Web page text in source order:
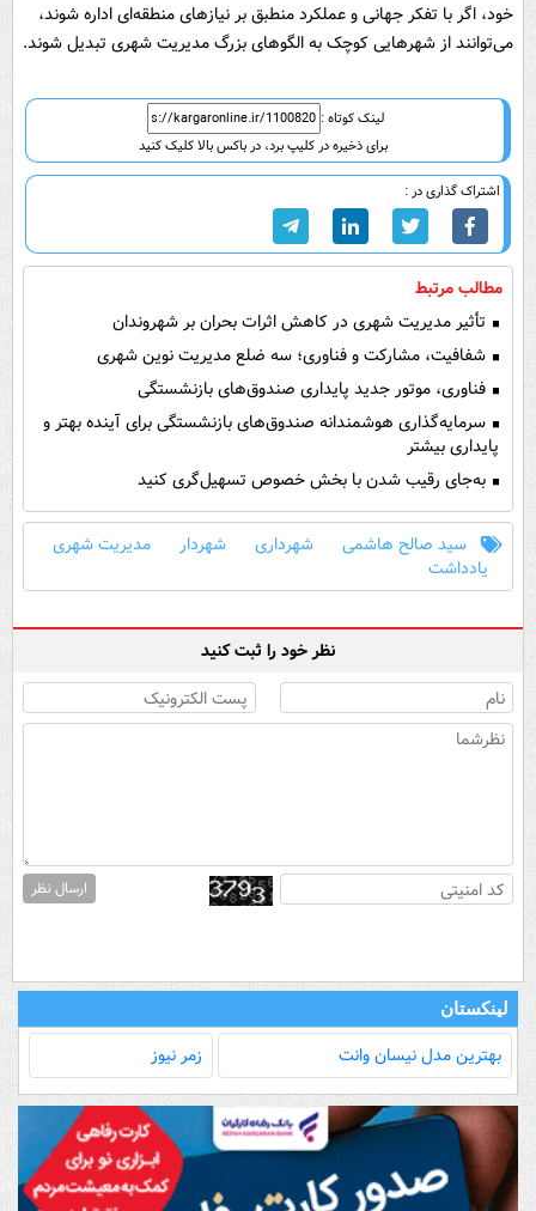
خود، اگر با تفکر جهانی و عملکرد منطبق بر نیازهای منطقه‌ای اداره شوند،
می‌توانند از شهرهایی کوچک به الگوهای بزرگ مدیریت شهری تبدیل شوند.
لینک کوتاه :
برای ذخیره در کلیپ برد، در باکس بالا کلیک کنید
اشتراک گذاری در :
مطالب مرتبط
تأثیر مدیریت شهری در کاهش اثرات بحران بر شهروندان
شفافیت، مشارکت و فناوری؛ سه ضلع مدیریت نوین شهری
فناوری، موتور جدید پایداری صندوق‌های بازنشستگی
سرمایه‌گذاری هوشمندانه صندوق‌های بازنشستگی برای آینده بهتر و
پایداری بیشتر
به‌جای رقیب شدن با بخش خصوص تسهیل‌گری کنید
سید صالح هاشمی شهرداری شهردار
مدیریت شهری
یادداشت
نظر خود را ثبت کنید
ارسال نظر
لینکستان
بهترین مدل‌ نیسان وانت زمر نیوز